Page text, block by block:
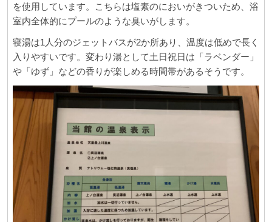
を使用しています。こちらは塩素のにおいがきついため、浴
室内全体的にプールのような臭いがします。
寝湯は1人分のジェットバスが2か所あり、温度は低めで長く
入りやすいです。変わり湯として土日祝日は「ラベンダー」
や「ゆず」などの香りが楽しめる時間帯があるそうです。